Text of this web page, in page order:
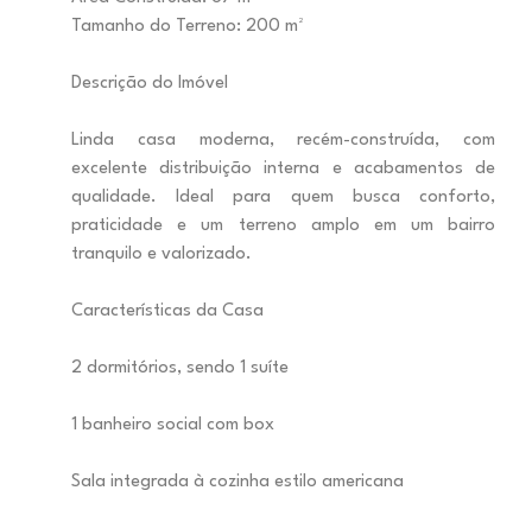
Tamanho do Terreno: 200 m²
Descrição do Imóvel
Linda casa moderna, recém-construída, com
excelente distribuição interna e acabamentos de
qualidade. Ideal para quem busca conforto,
praticidade e um terreno amplo em um bairro
tranquilo e valorizado.
Características da Casa
2 dormitórios, sendo 1 suíte
1 banheiro social com box
Sala integrada à cozinha estilo americana